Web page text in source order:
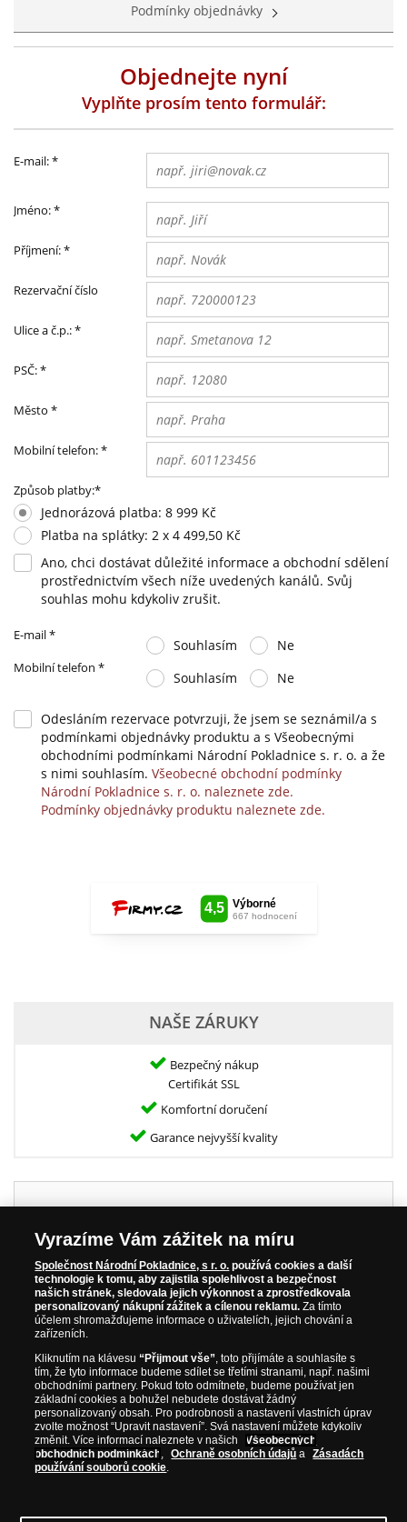
Podmínky objednávky
Objednejte nyní
Vyplňte prosím tento formulář:
E-mail:*
Jméno:*
Příjmení:*
Rezervační číslo
Ulice a č.p.:*
PSČ:*
Město *
Mobilní telefon:*
Způsob platby:*
Jednorázová platba: 8 999 Kč
Platba na splátky: 2 x 4 499,50 Kč
Ano, chci dostávat důležité informace a obchodní sdělení
prostřednictvím všech níže uvedených kanálů. Svůj
souhlas mohu kdykoliv zrušit.
E-mail*
Souhlasím Ne
Mobilní telefon *
Souhlasím Ne
Odesláním rezervace potvrzuji, že jsem se seznámil/a s
podmínkami objednávky produktu a s Všeobecnými
obchodními podmínkami Národní Pokladnice s. r. o. a že
s nimi souhlasím. Všeobecné obchodní podmínky
Národní Pokladnice s. r. o. naleznete zde.
Podmínky objednávky produktu naleznete zde.
NAŠE ZÁRUKY
Bezpečný nákup
Certifikát SSL
Komfortní doručení
Garance nejvyšší kvality
Kov:
Ryzí zlato 999/1000
Průměr:
18 mm
Hmotnost:
1,20 g
Nominální hodnota:
2,5 dolaru
Rok emise:
2023
Limitace:
1410
Vyrazíme Vám zážitek na míru
Společnost Národní Pokladnice, s r. o. používá cookies a další
technologie k tomu, aby zajistila spolehlivost a bezpečnost
našich stránek, sledovala jejich výkonnost a zprostředkovala
personalizovaný nákupní zážitek a cílenou reklamu. Za tímto
účelem shromažďujeme informace o uživatelích, jejich chování a
zařízeních.
Kliknutím na klávesu“Přijmout vše”, toto přijímáte a souhlasíte s
tím, že tyto informace budeme sdílet se třetími stranami, např. našimi
obchodními partnery. Pokud toto odmítnete, budeme používat jen
základní cookies a bohužel nebudete dostávat žádný
personalizovaný obsah. Pro podrobnosti a nastavení vlastních úprav
zvolte možnost “Upravit nastavení”. Svá nastavení můžete kdykoliv
změnit. Více informací naleznete v našich
Všeobecných
obchodních podmínkách , Ochraně osobních údajů a
Zásadách
používání souborů cookie.